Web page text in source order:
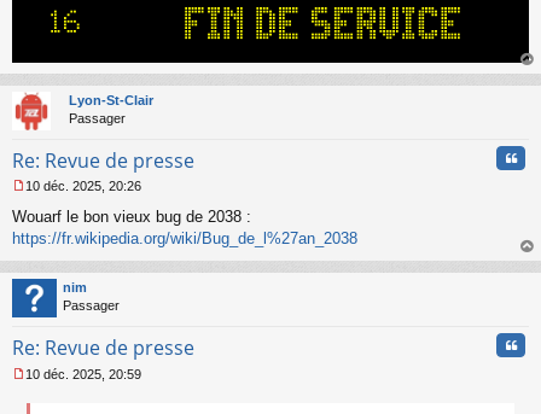
au
Lyon-St-Clair
Passager
Re: Revue de presse
e
s
a
g
e
o
l
10 déc. 2025, 20:26
Wouarf le bon vieux bug de 2038 :
https://fr.wikipedia.org/wiki/Bug_de_l%27an_2038
au
nim
Passager
Re: Revue de presse
e
10 déc. 2025, 20:59